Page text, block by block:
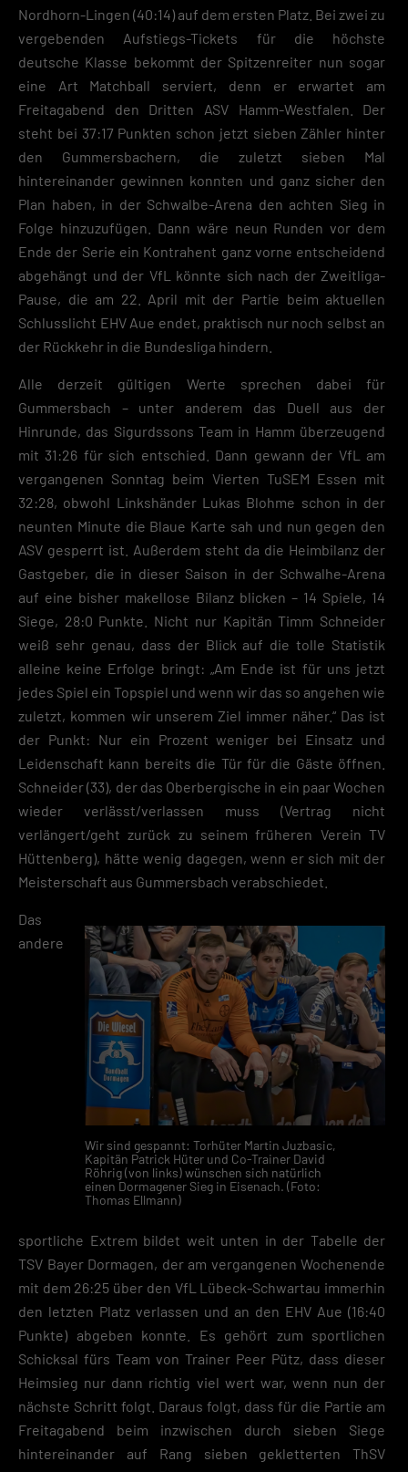
Nordhorn-Lingen (40:14) auf dem ersten Platz. Bei zwei zu
vergebenden Aufstiegs-Tickets für die höchste
deutsche Klasse bekommt der Spitzenreiter nun sogar
eine Art Matchball serviert, denn er erwartet am
Freitagabend den Dritten ASV Hamm-Westfalen. Der
steht bei 37:17 Punkten schon jetzt sieben Zähler hinter
den Gummersbachern, die zuletzt sieben Mal
hintereinander gewinnen konnten und ganz sicher den
Plan haben, in der Schwalbe-Arena den achten Sieg in
Folge hinzuzufügen. Dann wäre neun Runden vor dem
Ende der Serie ein Kontrahent ganz vorne entscheidend
abgehängt und der VfL könnte sich nach der Zweitliga-
Pause, die am 22. April mit der Partie beim aktuellen
Schlusslicht EHV Aue endet, praktisch nur noch selbst an
der Rückkehr in die Bundesliga hindern.
Alle derzeit gültigen Werte sprechen dabei für
Gummersbach – unter anderem das Duell aus der
Hinrunde, das Sigurdssons Team in Hamm überzeugend
mit 31:26 für sich entschied. Dann gewann der VfL am
vergangenen Sonntag beim Vierten TuSEM Essen mit
32:28, obwohl Linkshänder Lukas Blohme schon in der
neunten Minute die Blaue Karte sah und nun gegen den
ASV gesperrt ist. Außerdem steht da die Heimbilanz der
Gastgeber, die in dieser Saison in der Schwalhe-Arena
auf eine bisher makellose Bilanz blicken – 14 Spiele, 14
Siege, 28:0 Punkte. Nicht nur Kapitän Timm Schneider
weiß sehr genau, dass der Blick auf die tolle Statistik
alleine keine Erfolge bringt: „Am Ende ist für uns jetzt
jedes Spiel ein Topspiel und wenn wir das so angehen wie
zuletzt, kommen wir unserem Ziel immer näher.“ Das ist
der Punkt: Nur ein Prozent weniger bei Einsatz und
Leidenschaft kann bereits die Tür für die Gäste öffnen.
Schneider (33), der das Oberbergische in ein paar Wochen
wieder verlässt/verlassen muss (Vertrag nicht
verlängert/geht zurück zu seinem früheren Verein TV
Hüttenberg), hätte wenig dagegen, wenn er sich mit der
Meisterschaft aus Gummersbach verabschiedet.
Wir sind gespannt: Torhüter Martin Juzbasic,
Kapitän Patrick Hüter und Co-Trainer David
Röhrig (von links) wünschen sich natürlich
einen Dormagener Sieg in Eisenach. (Foto:
Thomas Ellmann)
Das
andere
sportliche Extrem bildet weit unten in der Tabelle der
TSV Bayer Dormagen, der am vergangenen Wochenende
mit dem 26:25 über den VfL Lübeck-Schwartau immerhin
den letzten Platz verlassen und an den EHV Aue (16:40
Punkte) abgeben konnte. Es gehört zum sportlichen
Schicksal fürs Team von Trainer Peer Pütz, dass dieser
Heimsieg nur dann richtig viel wert war, wenn nun der
nächste Schritt folgt. Daraus folgt, dass für die Partie am
Freitagabend beim inzwischen durch sieben Siege
hintereinander auf Rang sieben gekletterten ThSV